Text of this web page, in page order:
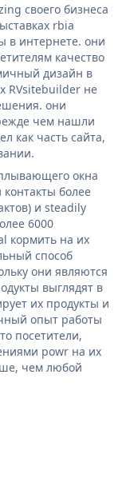
своего бизнеса
rbia
в интернете. они
качество
дизайн в
RVsitebuilder не
они
чем нашли
как часть сайта,
окна
более
и steadily
6000
кормить на их
способ
они являются
выглядят в
их продукты и
опыт работы
посетители,
powr на их
чем любой